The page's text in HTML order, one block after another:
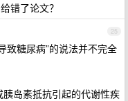
错了论文？
25
致糖尿病”的说法并不完全
岛素抵抗引起的代谢性疾